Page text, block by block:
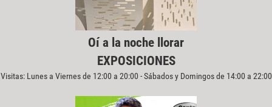
Oí a la noche llorar
EXPOSICIONES
Visitas: Lunes a Viernes de 12:00 a 20:00 - Sábados y Domingos de 14:00 a 22:00